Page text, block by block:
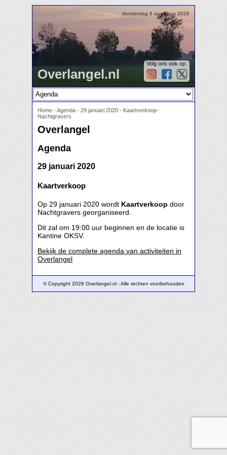
donderdag 6 augustus 2026
Overlangel.nl
Volg ons ook op:
Home -Agenda - 29 januari 2020 - Kaartverkoop-
Nachtgravers
Overlangel
Agenda
29 januari 2020
Kaartverkoop
Op 29 januari 2020 wordt Kaartverkoop door
Nachtgravers georganiseerd.
Dit zal om 19:00 uur beginnen en de locatie is
Kantine OKSV.
Bekijk de complete agenda van activiteiten in
Overlangel
© Copyright 2026 Overlangel.nl - Alle rechten voorbehouden